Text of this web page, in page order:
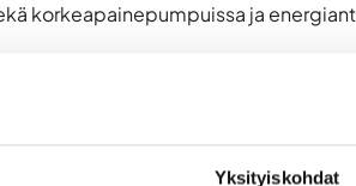
Yksityiskohdat
korkeapainepumpuissa ja